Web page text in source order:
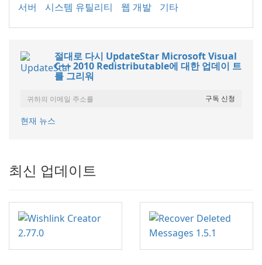
서버
시스템 유틸리티 웹 개발 기타
절대로 다시 UpdateStar Microsoft Visual
C++ 2010 Redistributable에 대한 업데이 트
를 그리워
현재 뉴스
최신 업데이트